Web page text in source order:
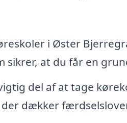
i Øster
at du får en
del af at tage
der dækker